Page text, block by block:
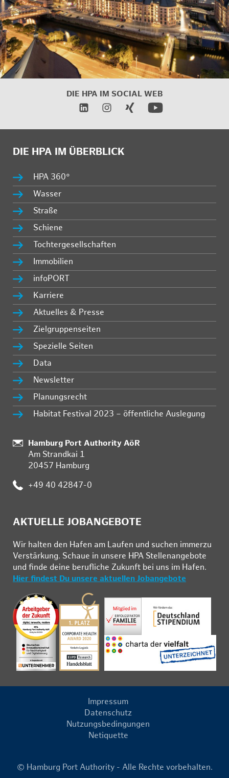
DIE HPA IM SOCIAL WEB
DIE HPA IM ÜBERBLICK
HPA 360°
Wasser
Straße
Schiene
Tochtergesellschaften
Immobilien
infoPORT
Karriere
Aktuelles & Presse
Zielgruppenseiten
Spezielle Seiten
Data
Newsletter
Planungsrecht
Habitat Festival 2023 – öffentliche Auslegung
:
Hamburg Port Authority AöR
Am Strandkai 1
20457 Hamburg
: +49 40 42847-0
AKTUELLE JOBANGEBOTE
Wir hal­ten den Ha­fen am Lau­fen und su­chen im­mer­zu
Ver­stär­kung. Schau­e in un­se­re HPA Stel­len­an­ge­bo­te
und fin­de deine be­ruf­li­che Zu­kunft bei uns im Ha­fen.
Hier findest Du unsere aktuellen Jobangebote
Impressum
Datenschutz
Nutzungsbedingungen
Netiquette
© Hamburg Port Authority - Alle Rechte vorbehalten.